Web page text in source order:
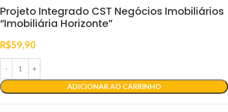
Projeto Integrado CST Negócios Imobiliários
“Imobiliária Horizonte”
R$59,90
ADICIONAR AO CARRINHO